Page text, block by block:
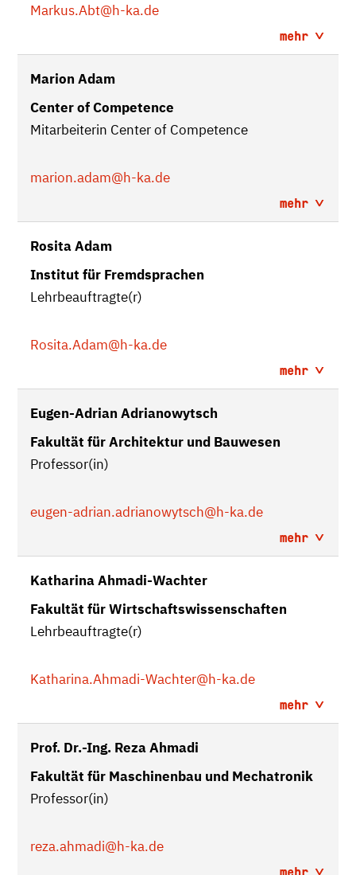
Markus.Abt@h-ka.de
mehr
Marion Adam
Center of Competence
Mitarbeiterin Center of Competence
marion.adam@h-ka.de
mehr
Rosita Adam
Institut für Fremdsprachen
Lehrbeauftragte(r)
Rosita.Adam@h-ka.de
mehr
Eugen-Adrian Adrianowytsch
Fakultät für Architektur und Bauwesen
Professor(in)
eugen-adrian.adrianowytsch@h-ka.de
mehr
Katharina Ahmadi-Wachter
Fakultät für Wirtschaftswissenschaften
Lehrbeauftragte(r)
Katharina.Ahmadi-Wachter@h-ka.de
mehr
Prof. Dr.-Ing. Reza Ahmadi
Fakultät für Maschinenbau und Mechatronik
Professor(in)
reza.ahmadi@h-ka.de
mehr